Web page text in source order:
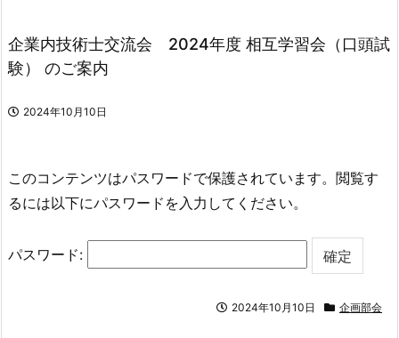
企業内技術士交流会 2024年度 相互学習会（口頭試
験） のご案内
2024年10月10日
このコンテンツはパスワードで保護されています。閲覧す
るには以下にパスワードを入力してください。
パスワード:
2024年10月10日 企画部会